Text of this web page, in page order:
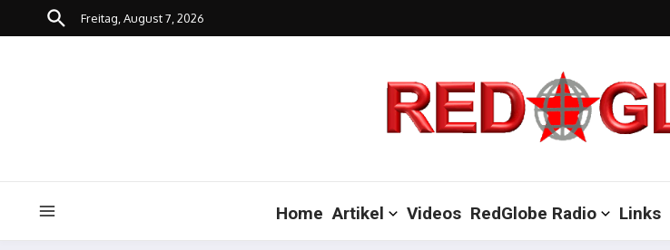
Zum Inhalt springen
Freitag, August 7, 2026
Home Artikel Videos RedGlobe Radio Links